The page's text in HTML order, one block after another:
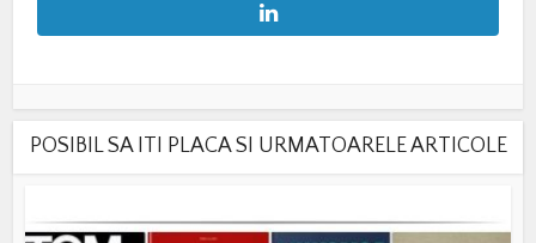
POSIBIL SA ITI PLACA SI URMATOARELE ARTICOLE